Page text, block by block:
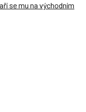
se mu na východním